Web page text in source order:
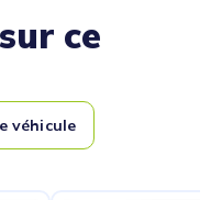
ce
véhicule